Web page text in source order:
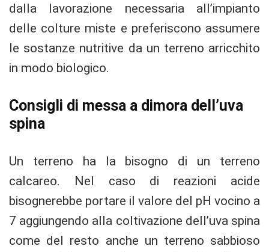
dalla lavorazione necessaria all’impianto
delle colture miste e preferiscono assumere
le sostanze nutritive da un terreno arricchito
in modo biologico.
Consigli di messa a dimora dell’uva
spina
Un terreno ha la bisogno di un terreno
calcareo. Nel caso di reazioni acide
bisognerebbe portare il valore del pH vocino a
7 aggiungendo alla coltivazione dell’uva spina
come del resto anche un terreno sabbioso